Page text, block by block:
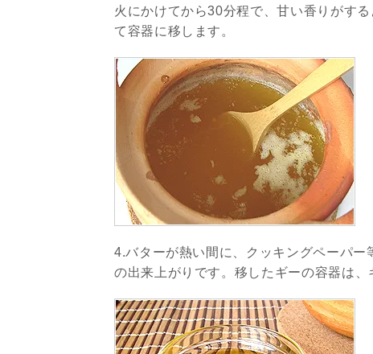
火にかけてから30分程で、甘い香りがす
て容器に移します。
4.バターが熱い間に、クッキングペーパ
の出来上がりです。移したギーの容器は